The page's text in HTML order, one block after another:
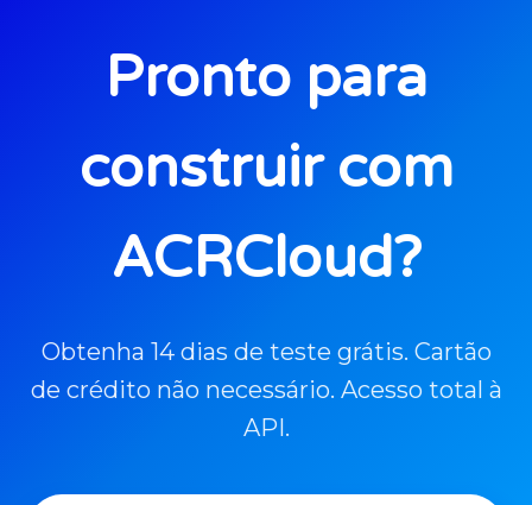
Pronto para
construir com
ACRCloud?
Obtenha 14 dias de teste grátis. Cartão
de crédito não necessário. Acesso total à
API.